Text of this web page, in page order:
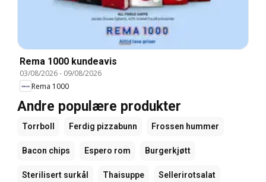
Rema 1000 kundeavis
03/08/2026- 09/08/2026
Rema 1000
Andre populære produkter
Torrboll Ferdig pizzabunn Frossen hummer
Bacon chips Espero rom Burgerkjøtt
Sterilisert surkål Thaisuppe Sellerirotsalat